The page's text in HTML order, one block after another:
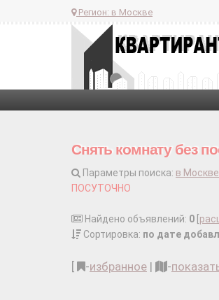
Регион: в Москве
Снять комнату без
Параметры поиска: в Москве
ПОСУТОЧНО
Найдено объявлений: 0
Сортировка: по дате
-избранное | -